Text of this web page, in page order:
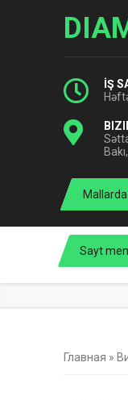
İŞ
Sayt
Главная »